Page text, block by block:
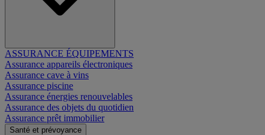
ASSURANCE ÉQUIPEMENTS
Assurance appareils électroniques
Assurance cave à vins
Assurance piscine
Assurance énergies renouvelables
Assurance des objets du quotidien
Assurance prêt immobilier
Santé et prévoyance